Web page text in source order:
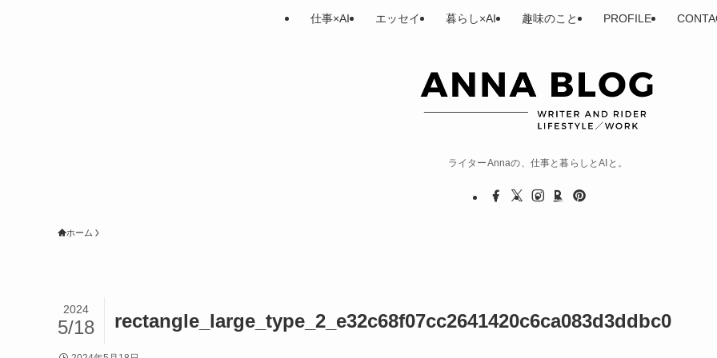
ライターAnnaの、仕事と暮らしとAIと。
仕事×AI エッセイ 暮らし×AI 趣味のこと PROFILE
ホーム
rectangle_large_type_2_e32c68f07cc2641420c6ca083d3ddbc0
2024
5/18